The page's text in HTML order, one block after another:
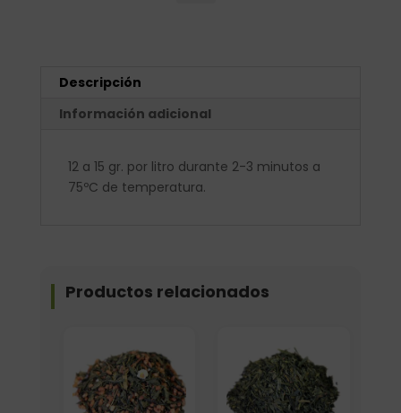
Descripción
Información adicional
12 a 15 gr. por litro durante 2-3 minutos a
75ºC de temperatura.
Productos relacionados
Elige: Peso/formato Formato